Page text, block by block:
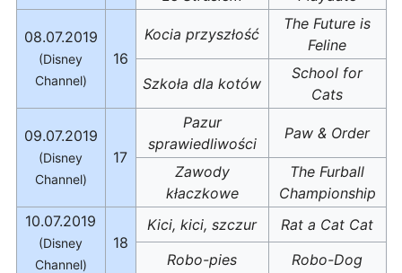
08.07.2019
(Disney
Channel)
16
Kocia przyszłość
The Future is
Feline
Szkoła dla kotów
School for
Cats
09.07.2019
(Disney
Channel)
17
Pazur
sprawiedliwości
Paw & Order
Zawody
kłaczkowe
The Furball
Championship
10.07.2019
(Disney
Channel)
18
Kici, kici, szczur
Rat a Cat Cat
Robo-pies
Robo-Dog